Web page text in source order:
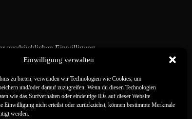
Einwilligung verwalten
zu bieten, verwenden wir Technologien wie Cookies, um
und/oder darauf zuzugreifen. Wenn du diesen Technologien
wie das Surfverhalten oder eindeutige IDs auf dieser Website
Einwilligung nicht erteilst oder zurückziehst, können bestimmte Merkmale
werden.
ausdrücklichen Einwilligung.